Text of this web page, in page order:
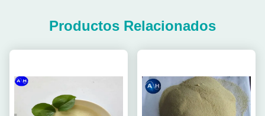
Productos Relacionados